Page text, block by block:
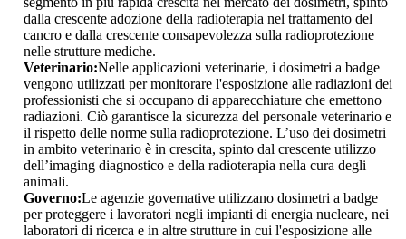
dalla crescente adozione della radioterapia nel trattamento del
cancro e dalla crescente consapevolezza sulla radioprotezione
nelle strutture mediche.
Veterinario:Nelle applicazioni veterinarie, i dosimetri a badge
vengono utilizzati per monitorare l'esposizione alle radiazioni dei
professionisti che si occupano di apparecchiature che emettono
radiazioni. Ciò garantisce la sicurezza del personale veterinario e
il rispetto delle norme sulla radioprotezione. L’uso dei dosimetri
in ambito veterinario è in crescita, spinto dal crescente utilizzo
dell’imaging diagnostico e della radioterapia nella cura degli
animali.
Governo:Le agenzie governative utilizzano dosimetri a badge
per proteggere i lavoratori negli impianti di energia nucleare, nei
laboratori di ricerca e in altre strutture in cui l'esposizione alle